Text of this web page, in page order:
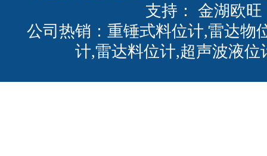
支持： 金湖欧旺
公司热销：重锤式料位计,雷达物
计,雷达料位计,超声波液